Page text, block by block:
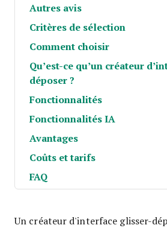
Autres avis
Critères de sélection
Comment choisir
Qu’est-ce qu’un créateur
déposer ?
Fonctionnalités
Fonctionnalités IA
Avantages
Coûts et tarifs
FAQ
Un créateur d'interface glisser-